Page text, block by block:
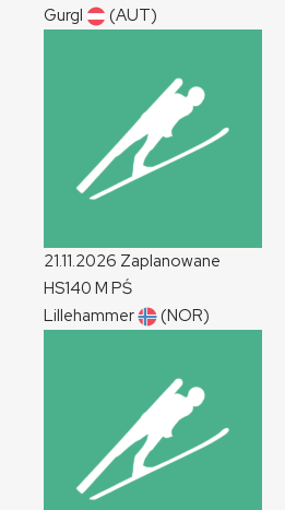
Gurgl
(AUT)
21.11.2026 Zaplanowane
HS140 M PŚ
Lillehammer
(NOR)